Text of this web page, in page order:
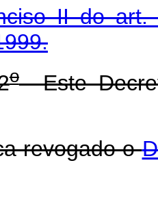
II do art.
oEste
revogado o